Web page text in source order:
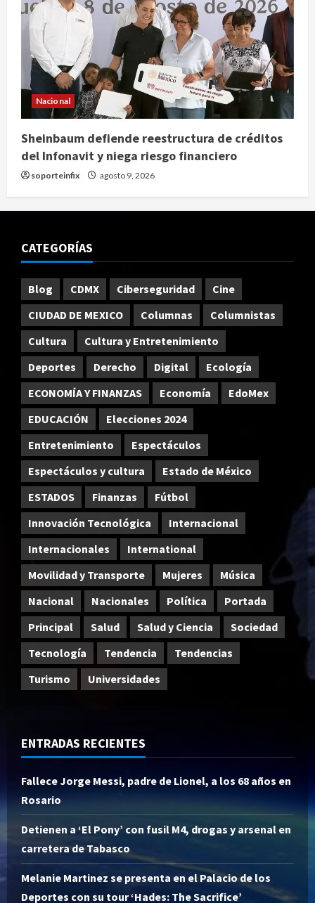
Nacional
Sheinbaum defiende reestructura de créditos
del Infonavit y niega riesgo financiero
soporteinfix agosto 9, 2026
CATEGORÍAS
Blog CDMX Ciberseguridad
Cine
CIUDAD DE MEXICO
Columnas
Columnistas
Cultura
Cultura y Entretenimiento
Deportes
Derecho Digital
Ecología
ECONOMÍA Y FINANZAS
Economía
EdoMex
EDUCACIÓN
Elecciones 2024
Entretenimiento
Espectáculos
Espectáculos y cultura
Estado de México
ESTADOS
Finanzas
Fútbol
Innovación Tecnológica
Internacional
Internacionales
International
Movilidad y Transporte
Mujeres
Música
Nacional
Nacionales Política
Portada
Principal
Salud Salud y Ciencia
Sociedad
Tecnología
Tendencia
Tendencias
Turismo
Universidades
ENTRADAS RECIENTES
Fallece Jorge Messi, padre de Lionel, a los 68 años en
Rosario
Detienen a ‘El Pony’ con fusil M4, drogas y arsenal en
carretera de Tabasco
Melanie Martinez se presenta en el Palacio de los
Deportes con su tour ‘Hades: The Sacrifice’